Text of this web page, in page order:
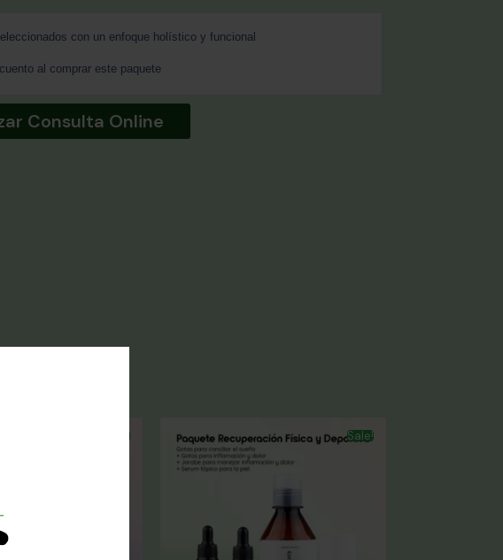
con un enfoque holístico y funcional
al comprar este paquete
Consulta Online
Sale! Sale!